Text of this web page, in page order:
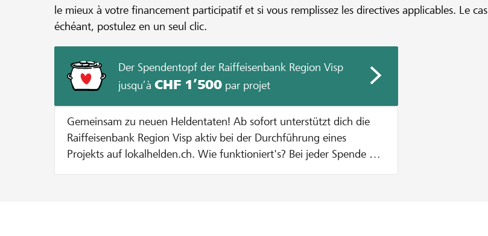
le mieux à votre financement participatif et si vous remplissez les directives applicables. Le cas
échéant, postulez en un seul clic.
Der Spendentopf der Raiffeisenbank Region Visp
jusqu’à CHF 1’500par projet
Gemeinsam zu neuen Heldentaten! Ab sofort unterstützt dich die
Raiffeisenbank Region Visp aktiv bei der Durchführung eines
Projekts auf lokalhelden.ch. Wie funktioniert's? Bei jeder Spende zu